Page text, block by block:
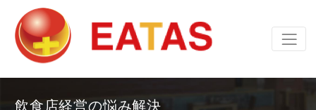
飲食店経営の悩み解決